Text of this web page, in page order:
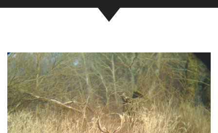
VADÁSZKÖNYVEK
TERMÉSZETFOTÓK
HAGYATÉKOK
FESTMÉNYEK